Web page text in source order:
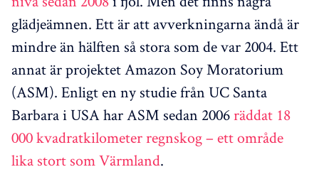
glädjeämnen. Ett är att avverkningarna ändå är
mindre än hälften så stora som de var 2004. Ett
annat är projektet Amazon Soy Moratorium
(ASM). Enligt en ny studie från UC Santa
Barbara i USA har ASM sedan 2006räddat 18
000 kvadratkilometer regnskog – ett område
lika stort som Värmland.